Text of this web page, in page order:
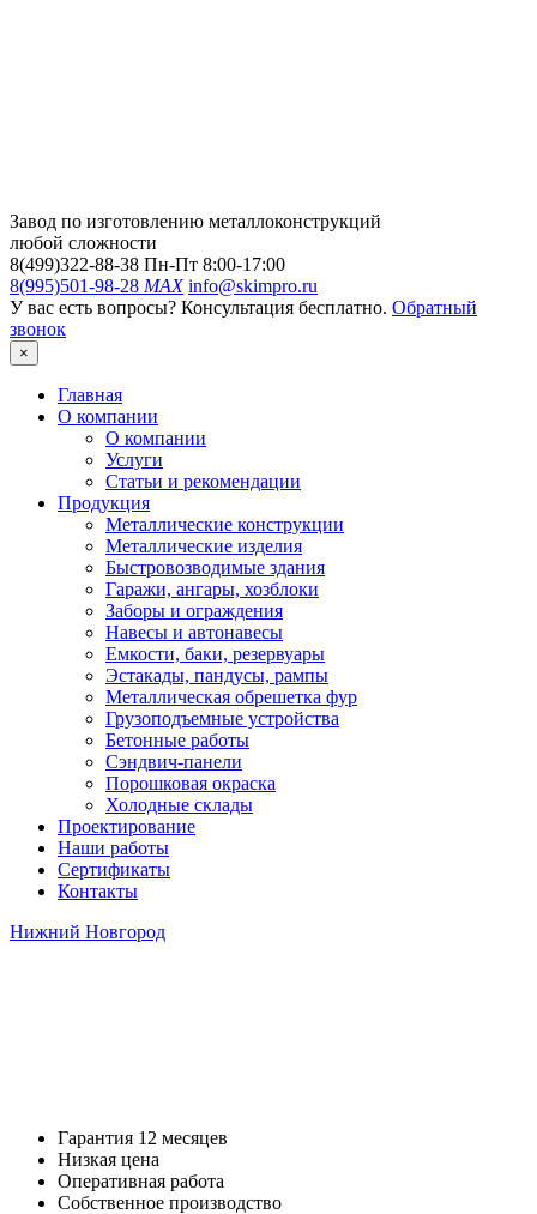
Завод по изготовлению металлоконструкций
любой сложности
8(499)322-88-38 Пн-Пт 8:00-17:00
8(995)501-98-28 MAX info@skimpro.ru
У вас есть вопросы? Консультация бесплатно. Обратный
звонок
×
Главная
О компании
О компании
Услуги
Статьи и рекомендации
Продукция
Металлические конструкции
Металлические изделия
Быстровозводимые здания
Гаражи, ангары, хозблоки
Заборы и ограждения
Навесы и автонавесы
Емкости, баки, резервуары
Эстакады, пандусы, рампы
Металлическая обрешетка фур
Грузоподъемные устройства
Бетонные работы
Сэндвич-панели
Порошковая окраска
Холодные склады
Проектирование
Наши работы
Сертификаты
Контакты
Нижний Новгород
Гарантия 12 месяцев
Низкая цена
Оперативная работа
Собственное производство